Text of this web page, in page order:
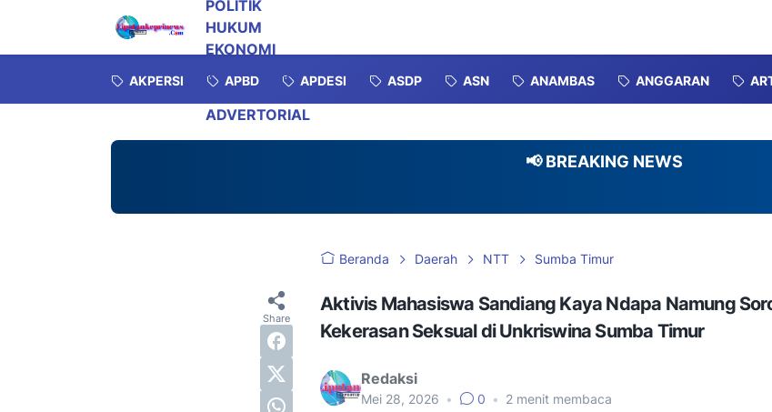
POLITIK
HUKUM
EKONOMI
INVESTIGASI
OPINI
ADVERTORIAL
AKPERSI APBD APDESI ASDP ASN ANAMBAS ANGGARAN
📢 BREAKING NEWS
Beranda Daerah NTT Sumba Timur
Aktivis Mahasiswa Sandiang Kaya Ndapa Namung
Kekerasan Seksual di Unkriswina Sumba Timur
Redaksi
Mei 28, 2026 • 0 • 2 menit membaca